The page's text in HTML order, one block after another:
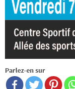
Parlez-en sur